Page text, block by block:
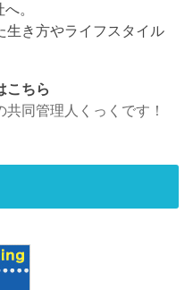
。
生き方やライフスタイル
こちら
同管理人くっくです！